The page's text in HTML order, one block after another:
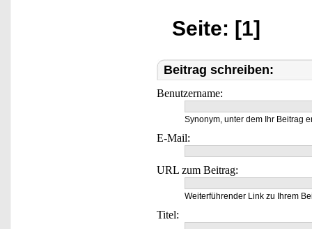
Seite: [1]
Beitrag schreiben:
Benutzername:
Synonym, unter dem Ihr Beitrag
E-Mail:
URL zum Beitrag:
Weiterführender Link zu Ihrem
Titel: